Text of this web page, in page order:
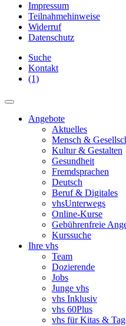
Impressum
Teilnahmehinweise
Widerruf
Datenschutz
Suche
Kontakt
(1)
Angebote
Aktuelles
Mensch &
Kultur & Gestalten
Gesundheit
Fremdsprachen
Deutsch
Beruf & Digitales
vhsUnterwegs
Online-Kurse
Gebührenfreie
Kurssuche
Ihre vhs
Team
Dozierende
Jobs
Junge vhs
vhs Inklusiv
vhs 60Plus
vhs für Kitas &